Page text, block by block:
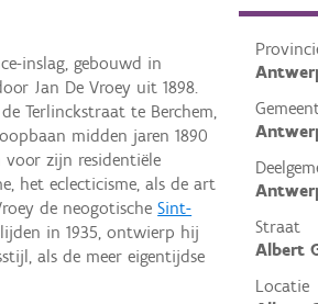
Straat
Albert
Locatie
inslag, gebouwd in
Jan De Vroey uit 1898.
Terlinckstraat te Berchem,
midden jaren 1890
voor zijn residentiële
het eclecticisme, als de art
de neogotischeSint-
in 1935, ontwierp hij
als de meer eigentijdse